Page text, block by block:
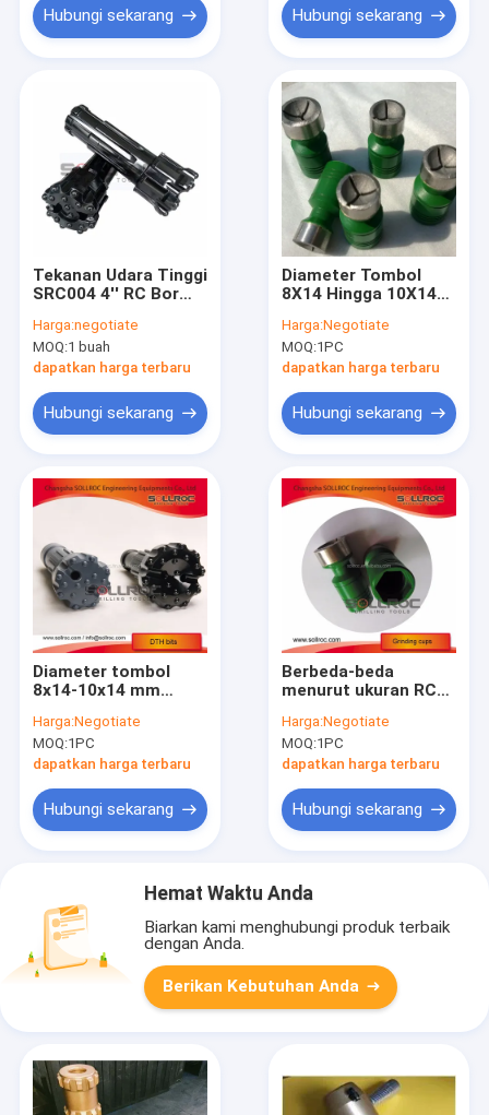
Hubungi sekarang Hubungi sekarang
Tekanan Udara Tinggi
SRC004 4'' RC Bor
Pembentukan Kerikil
yang Komplikasi
Harga:negotiate
MOQ:1 buah
dapatkan harga terbaru
Hubungi sekarang
Diameter Tombol
8X14 Hingga 10X14
Bahan Tungsten
Karbida Panjang
Keseluruhan 100Mm
Direkayasa untuk
Stabilitas
Harga:Negotiate
MOQ:1PC
dapatkan harga terbaru
Hubungi sekarang
Diameter tombol
8x14-10x14 mm
Pertambangan dan
Layanan Pasca
Penjualan Dirancang
dalam Kondisi yang
Kekerasan
Harga:Negotiate
MOQ:1PC
dapatkan harga terbaru
Hubungi sekarang
Berbeda-beda
menurut ukuran RC
Thread
RemetMetzke
Standard API
tahan dan
pengeboran presisi
Harga:Negotiate
MOQ:1PC
dapatkan harga terbaru
Hubungi sekarang
Hemat Waktu Anda
Biarkan kami menghubungi produk terbaik
dengan Anda.
Berikan Kebutuhan Anda